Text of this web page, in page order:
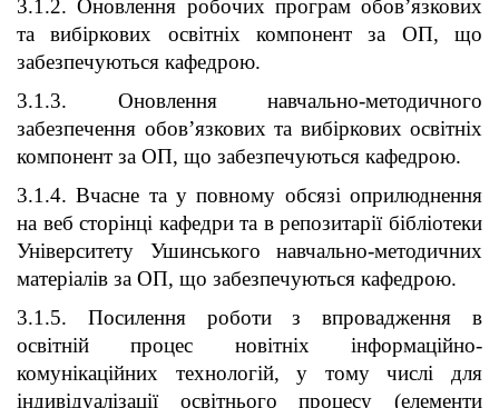
3.1.2. Оновлення робочих програм обов’язкових
та вибіркових освітніх компонент за ОП, що
забезпечуються кафедрою.
3.1.3. Оновлення навчально-методичного
забезпечення обов’язкових та вибіркових освітніх
компонент за ОП, що забезпечуються кафедрою.
3.1.4. Вчасне та у повному обсязі оприлюднення
на веб сторінці кафедри та в репозитарії бібліотеки
Університету Ушинського навчально-методичних
матеріалів за ОП, що забезпечуються кафедрою.
3.1.5. Посилення роботи з впровадження в
освітній процес новітніх інформаційно-
комунікаційних технологій, у тому числі для
індивідуалізації освітнього процесу (елементи